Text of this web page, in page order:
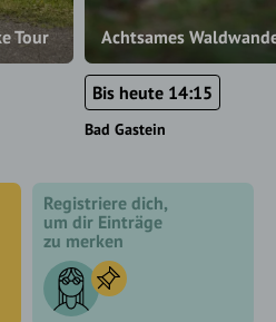
Tour Achtsames
Bis heute 14:15
Bad Gastein
Registriere dich,
um dir Einträge
zu merken